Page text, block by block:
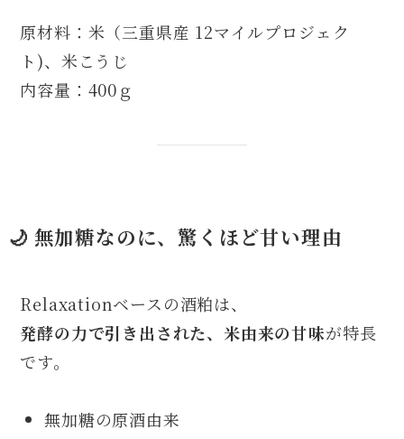
原材料：米（三重県産 12マイルプロジェク
ト)、米こうじ
内容量：400ｇ
🌙 無加糖なのに、驚くほど甘い理由
Relaxationベースの酒粕は、
発酵の力で引き出された、米由来の甘味が特長
です。
無加糖の原酒由来